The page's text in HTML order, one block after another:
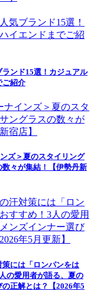
ンド15選！カジュアル
ご紹介
ズ＞夏のスタイリング
々が集結！【伊勢丹新
には「ロンパンをは
の愛用者が語る、夏の
正解とは？【2026年5